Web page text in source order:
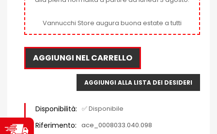
Vannucchi Store augura buona estate a tutti
AGGIUNGI NEL CARRELLO
AGGIUNGI ALLA LISTA DEI DESIDERI
Disponibilità: ✅ Disponibile
Riferimento: ace_0008033.040.098